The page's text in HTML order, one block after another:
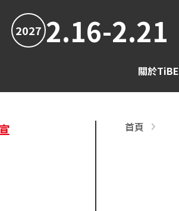
2027 2.16-2.21
關於TiBE
首頁